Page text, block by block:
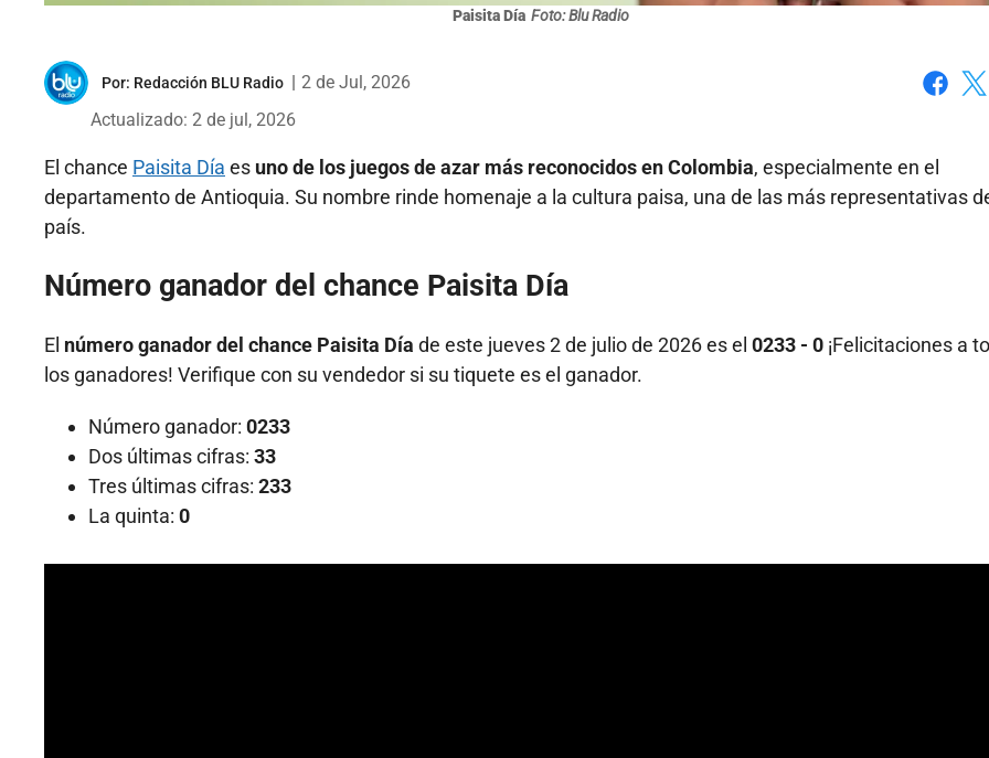
Paisita Día Foto: Blu Radio
Por: Redacción BLU Radio
2 de Jul, 2026
Actualizado: 2 de jul, 2026
El chance Paisita Día es uno de los juegos de azar más reconocidos en Colombia, especialmente en el
departamento de Antioquia. Su nombre rinde homenaje a la cultura paisa, una de las más representativas
país.
Número ganador del chance Paisita Día
El número ganador del chance Paisita Día de este jueves 2 de julio de 2026 es el 0233 - 0 ¡Felicitaciones a
los ganadores! Verifique con su vendedor si su tiquete es el ganador.
Número ganador: 0233
Dos últimas cifras: 33
Tres últimas cifras: 233
La quinta: 0